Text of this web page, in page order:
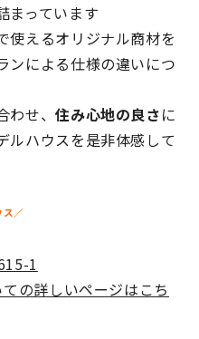
追求
宅
わり
フォロー
まっています
使えるオリジナル商材を
ンによる仕様の違いにつ
わせ、住み心地の良さに
ルハウスを是非体感して
ス／
1
の詳しいページはこち